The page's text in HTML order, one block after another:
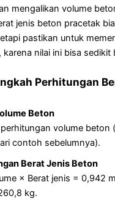
mengalikan volume
jenis beton pracetak
pastikan untuk
nilai ini bisa sedikit
Perhitungan
Beton
volume beton
contoh sebelumnya).
Berat Jenis Beton
× Berat jenis = 0,942
kg.